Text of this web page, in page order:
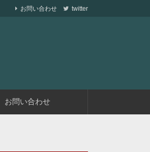
twitter
お問い合わせ
ながら、収益が発生す
お問い合わせ